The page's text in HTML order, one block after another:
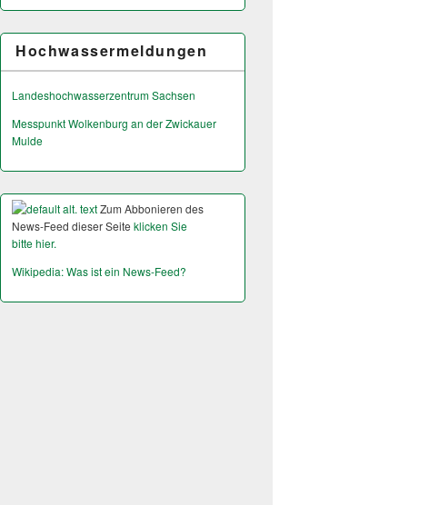
Hochwassermeldungen
Landeshochwas­serzentrum Sachsen
Messpunkt Wolkenburg an der Zwickauer
Mulde
Zum Abbonieren des
News-Feed dieser Seite klicken Sie
bitte hier.
Wikipedia: Was ist ein News-Feed?